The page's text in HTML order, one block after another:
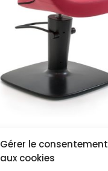
Gérer le consentement
aux cookies